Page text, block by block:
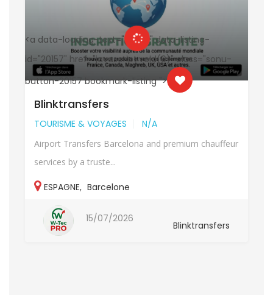
<a data-loading-text="
" data-listing-
id="20157" href="javascript:void(0)" class="sonu-
button-20157 bookmark-listing ">
Blinktransfers
TOURISME & VOYAGES N/A
Airport Transfers Barcelona and premium chauffeur
services by a truste...
ESPAGNE, Barcelone
Blinktransfers
15/07/2026